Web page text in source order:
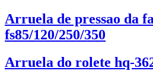
Arruela de pressao da
fs85/120/250/350
Arruela do rolete hq-